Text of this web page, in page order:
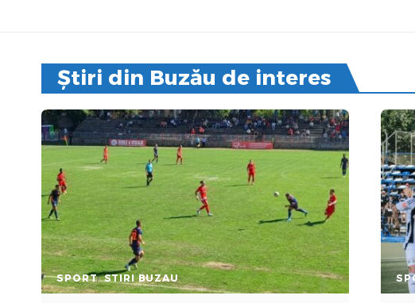
Știri din Buzău de interes
SPORT STIRI BUZAU